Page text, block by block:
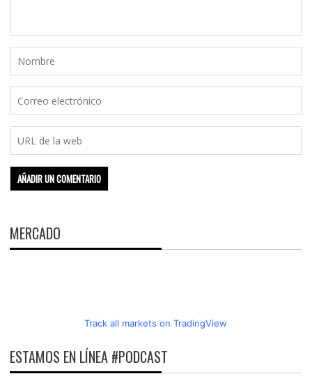
MERCADO
Track all markets on TradingView
ESTAMOS EN LÍNEA #PODCAST